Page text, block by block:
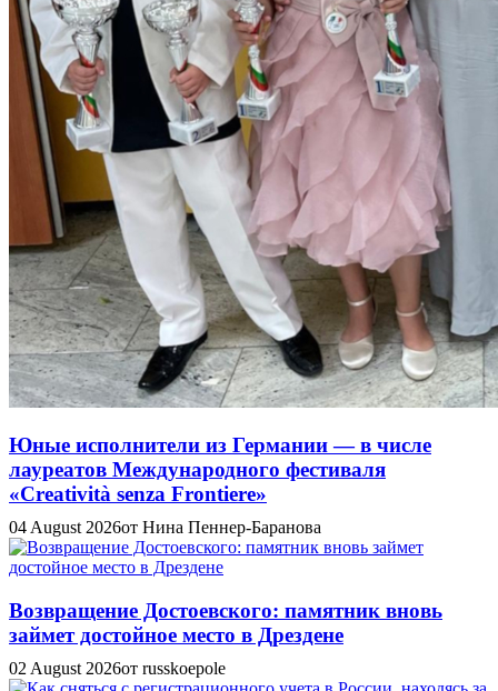
Юные исполнители из Германии — в числе
лауреатов Международного фестиваля
«Creatività senza Frontiere»
04 August 2026от Нина Пеннер-Баранова
Возвращение Достоевского: памятник вновь
займет достойное место в Дрездене
02 August 2026от russkoepole